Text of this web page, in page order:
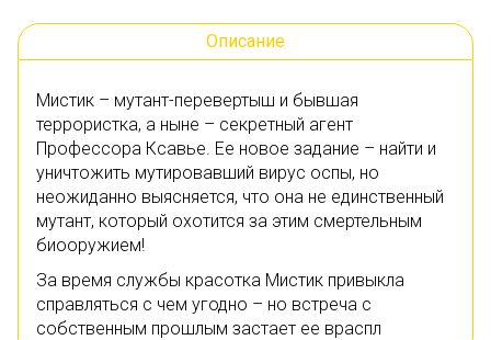
Описание
Мистик – мутант-перевертыш и бывшая
террористка, а ныне – секретный агент
Профессора Ксавье. Ее новое задание – найти и
уничтожить мутировавший вирус оспы, но
неожиданно выясняется, что она не единственный
мутант, который охотится за этим смертельным
биооружием!
За время службы красотка Мистик привыкла
справляться с чем угодно – но встреча с
собственным прошлым застает ее враспл